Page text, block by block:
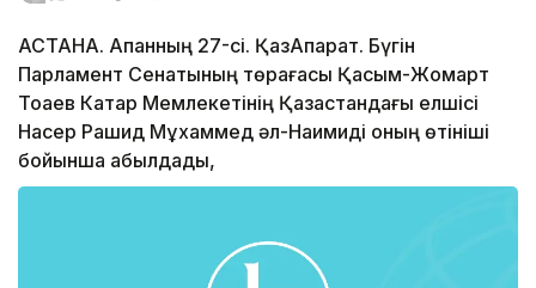
АСТАНА. Ақпанның 27-сі. ҚазАқпарат. Бүгін
Парламент Сенатының төрағасы Қасым-Жомарт
Тоқаев Катар Мемлекетінің Қазақстандағы елшісі
Насер Рашид Мұхаммед әл-Наимиді оның өтініші
бойынша қабылдады,